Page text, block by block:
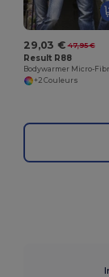
29,03 € 47,95 €
Result R88
+2 Couleurs